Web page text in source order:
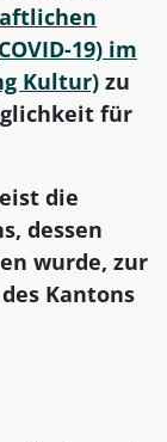
19) im
Kultur) zu
für
die
dessen
wurde, zur
Kantons